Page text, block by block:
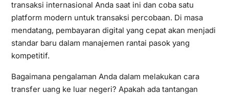
transaksi internasional Anda saat ini dan coba satu
platform modern untuk transaksi percobaan. Di masa
mendatang, pembayaran digital yang cepat akan menjadi
standar baru dalam manajemen rantai pasok yang
kompetitif.
Bagaimana pengalaman Anda dalam melakukan cara
transfer uang ke luar negeri? Apakah ada tantangan